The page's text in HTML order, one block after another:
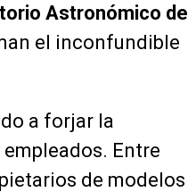
Astronómico de
el inconfundible
a forjar la
Entre
de modelos